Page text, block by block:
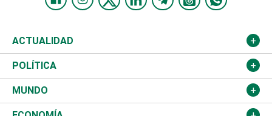
ACTUALIDAD
Nacional
Ciudad
POLÍTICA
Partidos
MUNDO